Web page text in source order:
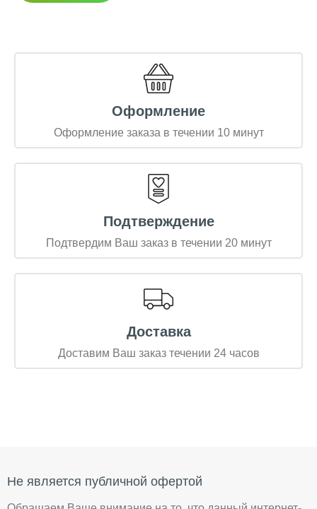
Оформление
Оформление заказа в течении 10 минут
Подтверждение
Подтвердим Ваш заказ в течении 20 минут
Доставка
Доставим Ваш заказ течении 24 часов
Не является публичной офертой